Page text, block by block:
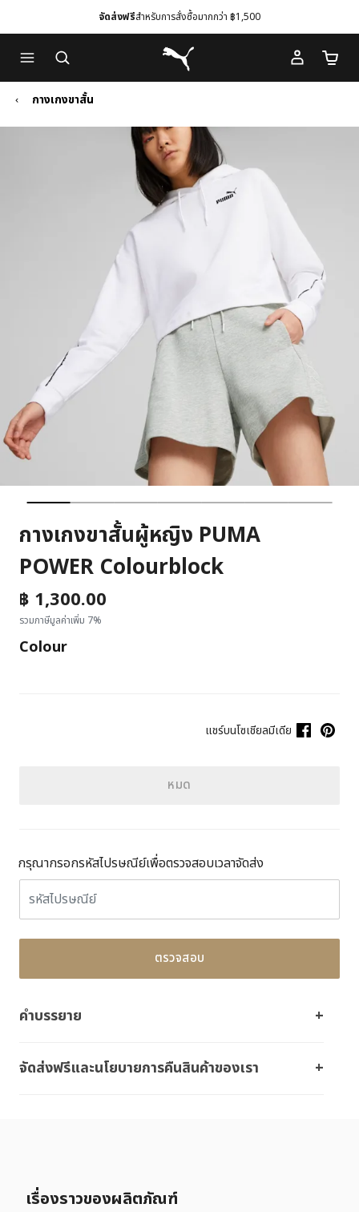
to
Main
content
to
Footer
Content
จัดส่งฟรีสำหรับการสั่งซื้อมากกว่า ฿1,500
Puma โฮม
จำนว
กางเกงขาสั้น
กางเกงขาสั้นผู้หญิง PUMA
POWER Colourblock
฿ 1,300.00
รวมภาษีมูลค่าเพิ่ม 7%
Colour
แชร์บนโซเชียลมีเดีย
หมด
กรุณากรอกรหัสไปรษณีย์เพื่อตรวจสอบเวลาจัดส่ง
ตรวจสอบ
คำบรรยาย
จัดส่งฟรีและนโยบายการคืนสินค้าของเรา
เรื่องราวของผลิตภัณฑ์